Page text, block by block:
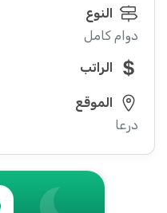
النوع
دوام كامل
الراتب
الموقع
درعا